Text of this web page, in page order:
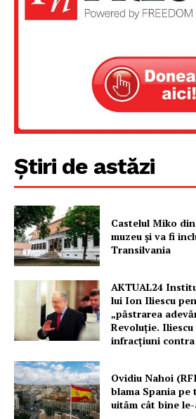
Știri de astăzi
Castelul Miko
muzeu şi va fi
Transilvania
AKTUAL24
lui Ion Iliescu
„păstrarea
Revoluție. Iliescu
infracțiuni
Ovidiu Nahoi
blama Spania pe
uităm cât bine